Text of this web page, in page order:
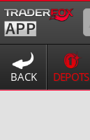
BACK DEPOTS